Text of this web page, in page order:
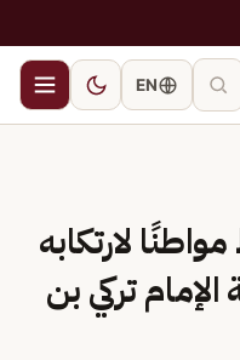
EN
لارتكابه
تركي بن